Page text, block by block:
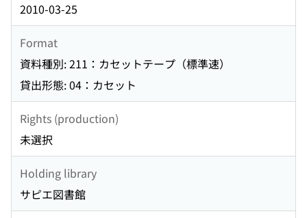
2010-03-25
Format
資料種別: 211：カセットテープ（標準速）
貸出形態: 04：カセット
Rights (production)
未選択
Holding library
サピエ図書館